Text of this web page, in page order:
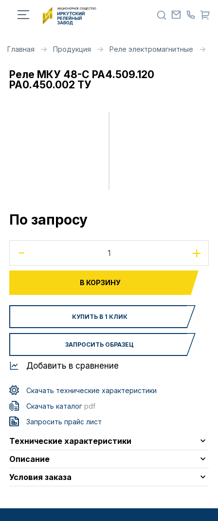
Главная Продукция Реле электромагнитные
Реле МКУ 48-С РА4.509.120
РА0.450.002 ТУ
По запросу
- +
В КОРЗИНУ
КУПИТЬ В 1 КЛИК
ЗАПРОСИТЬ ОБРАЗЕЦ
Добавить в сравнение
Скачать технические характеристики
Скачать каталогpdf
Запросить прайс лист
Технические характеристики
Описание
Условия заказа